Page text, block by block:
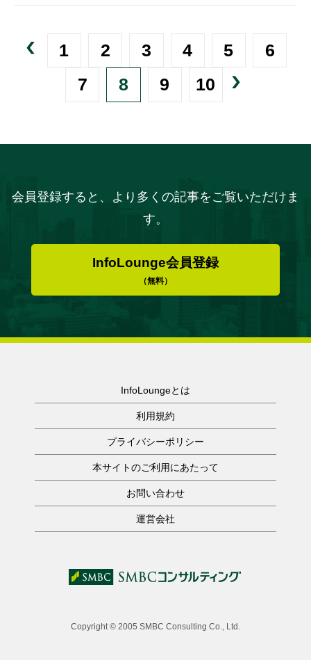
1 2 3 4 5
6
7
8 9 10
会員登録すると、より多くの記事をご覧いただけま
す。
InfoLounge会員登録
（無料）
InfoLoungeとは
利用規約
プライバシーポリシー
本サイトのご利用にあたって
お問い合わせ
運営会社
Copyright © 2005 SMBC Consulting Co., Ltd.